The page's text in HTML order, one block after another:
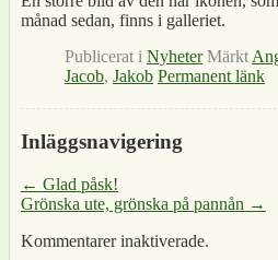
månad sedan, finns i galleriet.
Publicerat i Nyheter Märkt
Jacob, Jakob Permanent länk
Inläggsnavigering
← Glad påsk!
Grönska ute, grönska på pannån →
Kommentarer inaktiverade.